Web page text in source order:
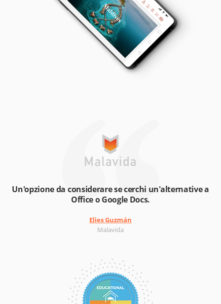
Un'opzione da considerare se cerchi un'alternative a
Office o Google Docs.
Elies Guzmán
Malavida